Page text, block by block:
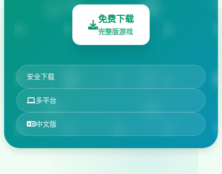
免费下载
完整版游戏
安全下载
多平台
中文版